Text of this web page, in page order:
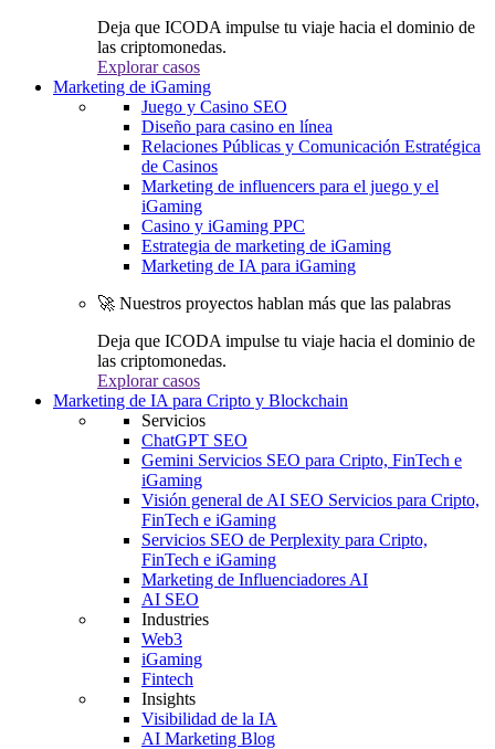
Deja que ICODA impulse tu viaje hacia el dominio de
las criptomonedas.
Explorar casos
Marketing de iGaming
Juego y Casino SEO
Diseño para casino en línea
Relaciones Públicas y Comunicación Estratégica
de Casinos
Marketing de influencers para el juego y el
iGaming
Casino y iGaming PPC
Estrategia de marketing de iGaming
Marketing de IA para iGaming
🚀 Nuestros proyectos hablan más que las palabras
Deja que ICODA impulse tu viaje hacia el dominio de
las criptomonedas.
Explorar casos
Marketing de IA para Cripto y Blockchain
Servicios
ChatGPT SEO
Gemini Servicios SEO para Cripto, FinTech e
iGaming
Visión general de AI SEO Servicios para Cripto,
FinTech e iGaming
Servicios SEO de Perplexity para Cripto,
FinTech e iGaming
Marketing de Influenciadores AI
AI SEO
Industries
Web3
iGaming
Fintech
Insights
Visibilidad de la IA
AI Marketing Blog